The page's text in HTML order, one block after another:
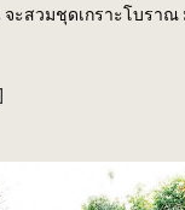
ะสวมชุดเกราะโบรา